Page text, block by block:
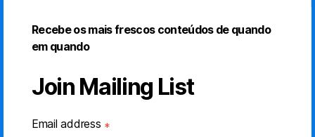
Recebe os mais frescos conteúdos de quando
em quando
Join Mailing List
Email address *